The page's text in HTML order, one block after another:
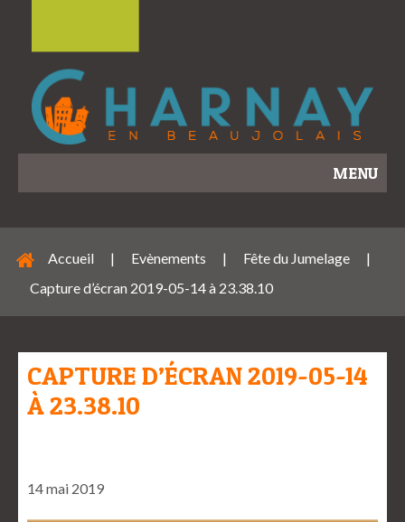
MENU
Accueil | Evènements | Fête du Jumelage
|
Capture d’écran 2019-05-14 à 23.38.10
CAPTURE D’ÉCRAN 2019-05-14
À 23.38.10
14 mai 2019